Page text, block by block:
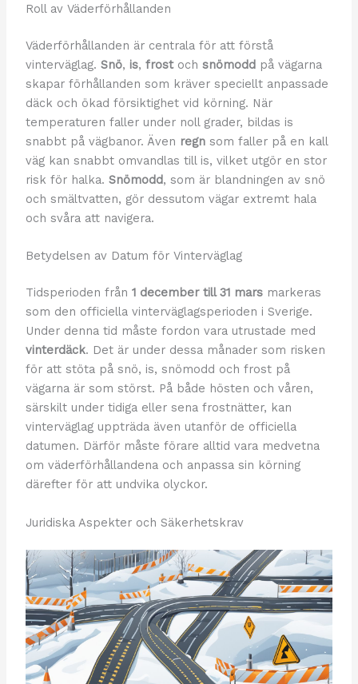
Roll av Väderförhållanden
Väderförhållanden är centrala för att förstå
vinterväglag. Snö, is, frostoch snömoddpå vägarna
skapar förhållanden som kräver speciellt anpassade
däck och ökad försiktighet vid körning. När
temperaturen faller under noll grader, bildas is
snabbt på vägbanor. Även regnsom faller på en kall
väg kan snabbt omvandlas till is, vilket utgör en stor
risk för halka. Snömodd, som är blandningen av snö
och smältvatten, gör dessutom vägar extremt hala
och svåra att navigera.
Betydelsen av Datum för Vinterväglag
Tidsperioden från 1 december till 31 marsmarkeras
som den officiella vinterväglagsperioden i Sverige.
Under denna tid måste fordon vara utrustade med
vinterdäck. Det är under dessa månader som risken
för att stöta på snö, is, snömodd och frost på
vägarna är som störst. På både hösten och våren,
särskilt under tidiga eller sena frostnätter, kan
vinterväglag uppträda även utanför de officiella
datumen. Därför måste förare alltid vara medvetna
om väderförhållandena och anpassa sin körning
därefter för att undvika olyckor.
Juridiska Aspekter och Säkerhetskrav